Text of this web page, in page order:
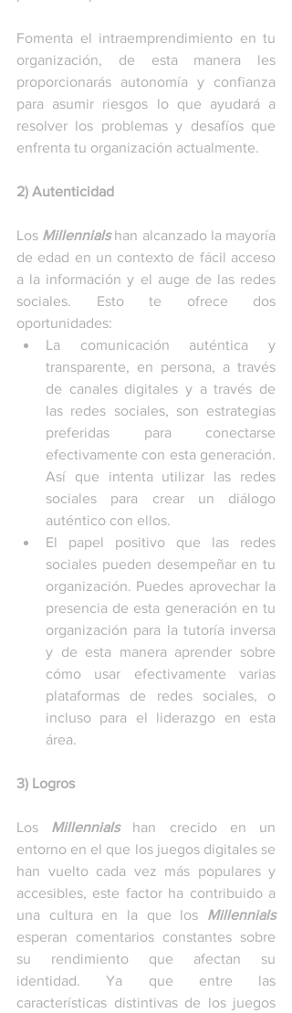
Fomenta el intraemprendimiento en tu
organización, de esta manera les
proporcionarás autonomía y confianza
para asumir riesgos lo que ayudará a
resolver los problemas y desafíos que
enfrenta tu organización actualmente.
2) Autenticidad
Los Millennials han alcanzado la mayoría
de edad en un contexto de fácil acceso
a la información y el auge de las redes
sociales. Esto te ofrece dos
oportunidades:
La comunicación auténtica y
transparente, en persona, a través
de canales digitales y a través de
las redes sociales, son estrategias
preferidas para conectarse
efectivamente con esta generación.
Así que intenta utilizar las redes
sociales para crear un diálogo
auténtico con ellos.
El papel positivo que las redes
sociales pueden desempeñar en tu
organización. Puedes aprovechar la
presencia de esta generación en tu
organización para la tutoría inversa
y de esta manera aprender sobre
cómo usar efectivamente varias
plataformas de redes sociales, o
incluso para el liderazgo en esta
área.
3) Logros
Los Millennials han crecido en un
entorno en el que los juegos digitales se
han vuelto cada vez más populares y
accesibles, este factor ha contribuido a
una cultura en la que los Millennials
esperan comentarios constantes sobre
su rendimiento que afectan su
identidad. Ya que entre las
características distintivas de los juegos